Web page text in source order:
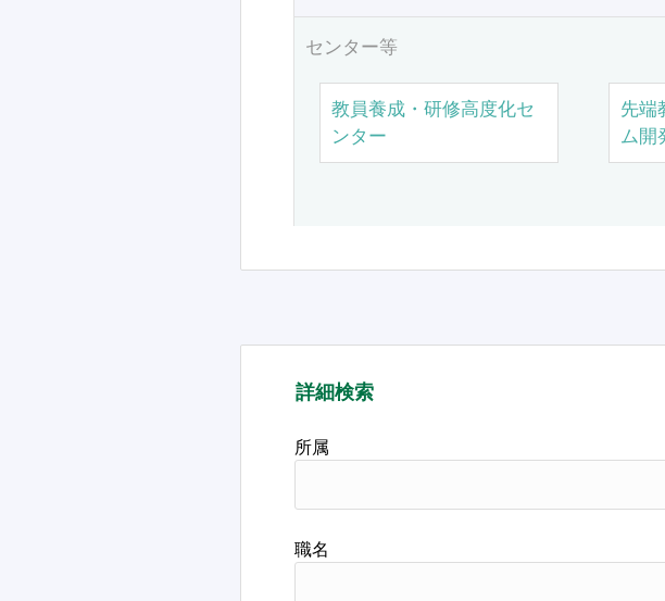
センター等
教員養成・研修高度化セ
ンター
先端
ム開
詳細検索
所属
職名